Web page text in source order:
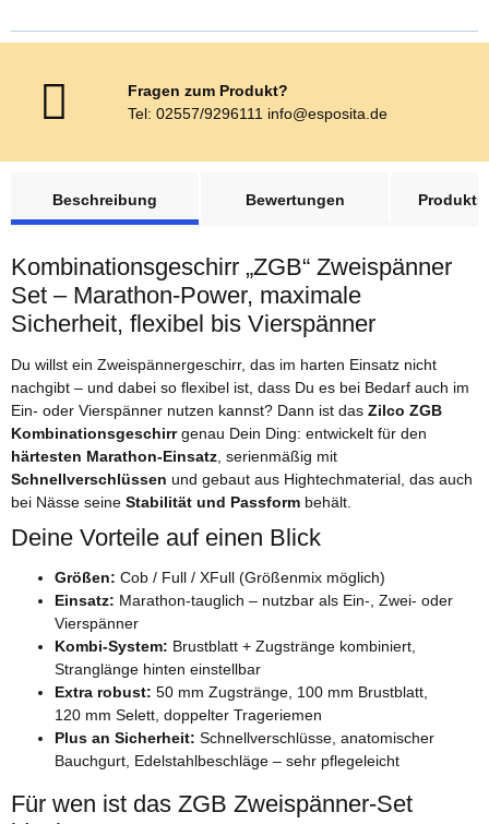
Fragen zum Produkt?
Tel: 02557/9296111 info@esposita.de
Beschreibung
Bewertungen
Kombinationsgeschirr „ZGB“ Zweispänner
Set – Marathon-Power, maximale
Sicherheit, flexibel bis Vierspänner
Du willst ein Zweispännergeschirr, das im harten Einsatz nicht
nachgibt – und dabei so flexibel ist, dass Du es bei Bedarf auch im
Ein- oder Vierspänner nutzen kannst? Dann ist das Zilco ZGB
Kombinationsgeschirrgenau Dein Ding: entwickelt für den
härtesten Marathon-Einsatz , serienmäßig mit
Schnellverschlüssen und gebaut aus Hightechmaterial, das auch
bei Nässe seine Stabilität und Passform behält.
Deine Vorteile auf einen Blick
Größen: Cob / Full / XFull (Größenmix möglich)
Einsatz: Marathon-tauglich – nutzbar als Ein-, Zwei- oder
Vierspänner
Kombi-System: Brustblatt + Zugstränge kombiniert,
Stranglänge hinten einstellbar
Extra robust: 50 mm Zugstränge, 100 mm Brustblatt,
120 mm Selett, doppelter Trageriemen
Plus an Sicherheit: Schnellverschlüsse, anatomischer
Bauchgurt, Edelstahlbeschläge – sehr pflegeleicht
Für wen ist das ZGB Zweispänner-Set